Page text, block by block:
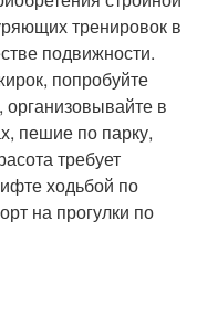
упражнений
похудения дома
Дыхательные
упражнения
тренировок в
подвижности.
попробуйте
в
пешие по парку,
требует
ходьбой по
на прогулки по